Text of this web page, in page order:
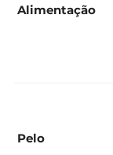
Alimentação
Pelo